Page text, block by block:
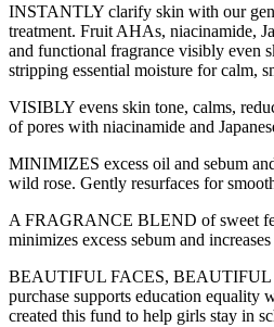
INSTANTLY clarify skin with our
treatment. Fruit AHAs, niacinamide,
and functional fragrance visibly even
stripping essential moisture for calm,
VISIBLY evens skin tone, calms,
of pores with niacinamide and
MINIMIZES excess oil and sebum
wild rose. Gently resurfaces for
A FRAGRANCE BLEND of sweet
minimizes excess sebum and
BEAUTIFUL FACES, BEAUTIFUL
purchase supports education equality
created this fund to help girls stay in